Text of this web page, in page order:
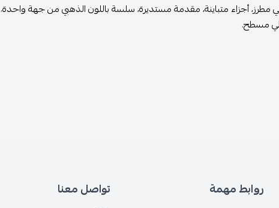
أجزاء متباينة، مقدمة مستديرة، سلسة باللون الذهبي من جهة واحدة،
مسطح.
روابط مهمة تواصل معنا